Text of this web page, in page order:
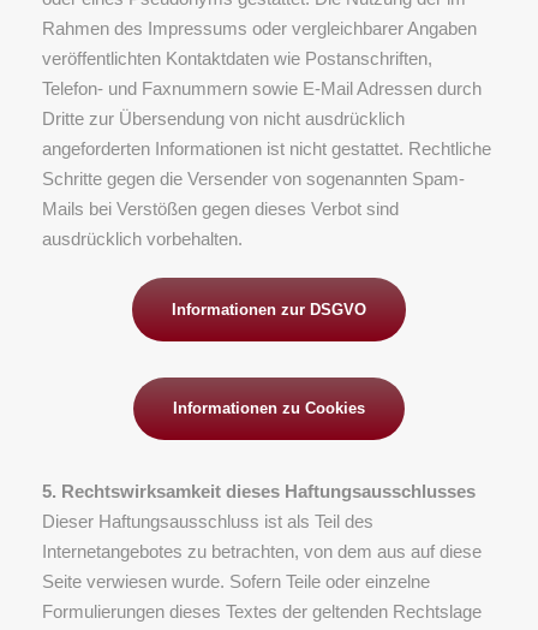
Rahmen des Impressums oder vergleichbarer Angaben
veröffentlichten Kontaktdaten wie Postanschriften,
Telefon- und Faxnummern sowie E-Mail Adressen durch
Dritte zur Übersendung von nicht ausdrücklich
angeforderten Informationen ist nicht gestattet. Rechtliche
Schritte gegen die Versender von sogenannten Spam-
Mails bei Verstößen gegen dieses Verbot sind
ausdrücklich vorbehalten.
Informationen zur DSGVO
​Informationen zu Cookies
5. Rechtswirksamkeit dieses Haftungsausschlusses
Dieser Haftungsausschluss ist als Teil des
Internetangebotes zu betrachten, von dem aus auf diese
Seite verwiesen wurde. Sofern Teile oder einzelne
Formulierungen dieses Textes der geltenden Rechtslage